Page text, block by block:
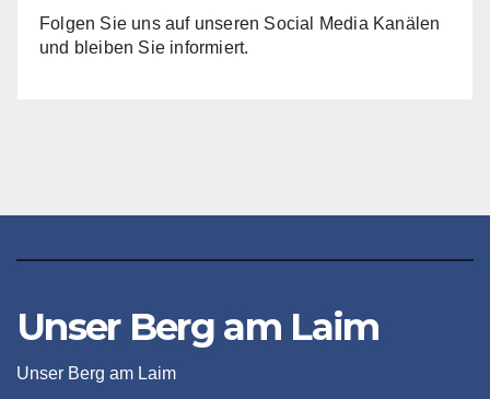
Folgen Sie uns auf unseren Social Media Kanälen
und bleiben Sie informiert.
Unser Berg am Laim
Unser Berg am Laim